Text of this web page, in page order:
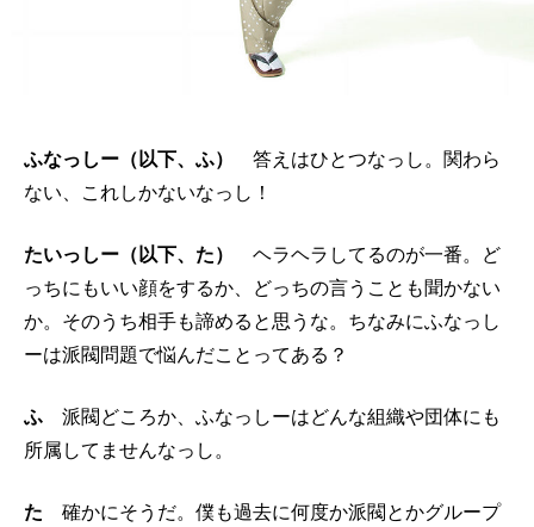
ふなっしー（以下、ふ）
答えはひとつなっし。関わら
ない、これしかないなっし！
たいっしー（以下、た）
ヘラヘラしてるのが一番。ど
っちにもいい顔をするか、どっちの言うことも聞かない
か。そのうち相手も諦めると思うな。ちなみにふなっし
ーは派閥問題で悩んだことってある？
ふ 派閥どころか、ふなっしーはどんな組織や団体にも
所属してませんなっし。
た 確かにそうだ。僕も過去に何度か派閥とかグループ